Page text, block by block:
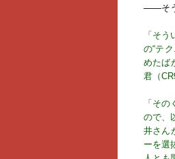
――そう
「そ
の“テ
めたば
君（
「そ
ので、
井さん
ーを選